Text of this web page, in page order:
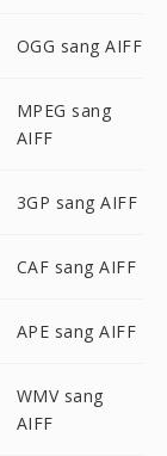
OGG sang AIFF
MPEG sang
AIFF
3GP sang AIFF
CAF sang AIFF
APE sang AIFF
WMV sang
AIFF